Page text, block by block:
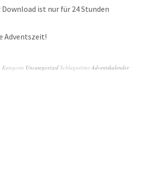
ist nur für 24 Stunden
Adventszeit!
Kategorie Uncategorized SchlagwörterAdventskalender